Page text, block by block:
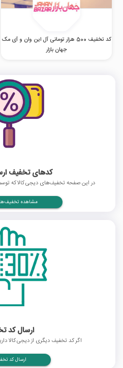
کد تخفیف 500 هزار تومانی آل این وان و آی مک
جهان بازار
کدهای تخفیف
در این صفحه تخفیف‌های دیجی کالا که
مشاهده
ارسال کد
اگر کد تخفیف دیگری از دیجی کالا
ارسال کد